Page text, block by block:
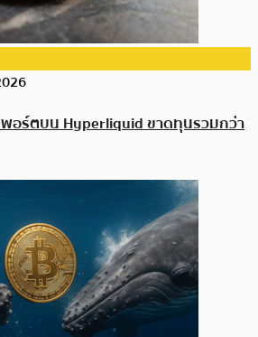
พอร์ตบน Hyperliquid ขาดทุนรวมกว่า